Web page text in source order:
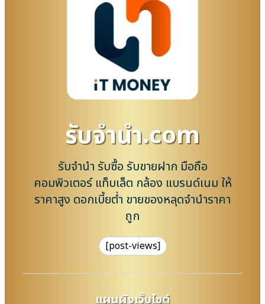
รับจํานํา.com
รับจำนำ รับซื้อ รับขายฝาก มือถือ
คอมพิวเตอร์ แท็บเล็ต กล้อง แบรนด์เนม ให้
ราคาสูง ดอกเบี้ยต่ำ ขายของหลุดจำนำราคา
ถูก
[post-views]
แผนผังเว็บไซต์